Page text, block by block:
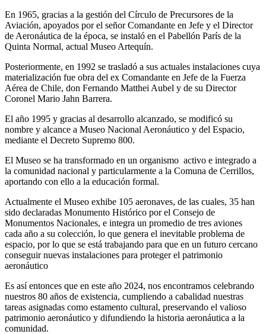
En 1965, gracias a la gestión del Círculo de Precursores de la
Aviación, apoyados por el señor Comandante en Jefe y el Director
de Aeronáutica de la época, se instaló en el Pabellón París de la
Quinta Normal, actual Museo Artequín.
Posteriormente, en 1992 se trasladó a sus actuales instalaciones cuya
materialización fue obra del ex Comandante en Jefe de la Fuerza
Aérea de Chile, don Fernando Matthei Aubel y de su Director
Coronel Mario Jahn Barrera.
El año 1995 y gracias al desarrollo alcanzado, se modificó su
nombre y alcance a Museo Nacional Aeronáutico y del Espacio,
mediante el Decreto Supremo 800.
El Museo se ha transformado en un organismo activo e integrado a
la comunidad nacional y particularmente a la Comuna de Cerrillos,
aportando con ello a la educación formal.
Actualmente el Museo exhibe 105 aeronaves, de las cuales, 35 han
sido declaradas Monumento Histórico por el Consejo de
Monumentos Nacionales, e integra un promedio de tres aviones
cada año a su colección, lo que genera el inevitable problema de
espacio, por lo que se está trabajando para que en un futuro cercano
conseguir nuevas instalaciones para proteger el patrimonio
aeronáutico
Es así entonces que en este año 2024, nos encontramos celebrando
nuestros 80 años de existencia, cumpliendo a cabalidad nuestras
tareas asignadas como estamento cultural, preservando el valioso
patrimonio aeronáutico y difundiendo la historia aeronáutica a la
comunidad.